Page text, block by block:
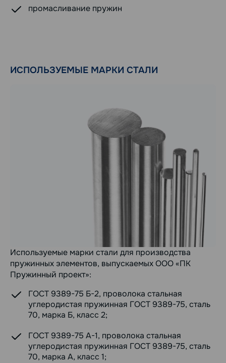
промасливание пружин
ИСПОЛЬЗУЕМЫЕ МАРКИ СТАЛИ
Используемые марки стали для производства
пружинных элементов, выпускаемых ООО «ПК
Пружинный проект»:
ГОСТ 9389-75 Б-2, проволока стальная
углеродистая пружинная ГОСТ 9389-75, сталь
70, марка Б, класс 2;
ГОСТ 9389-75 А-1, проволока стальная
углеродистая пружинная ГОСТ 9389-75, сталь
70, марка А, класс 1;